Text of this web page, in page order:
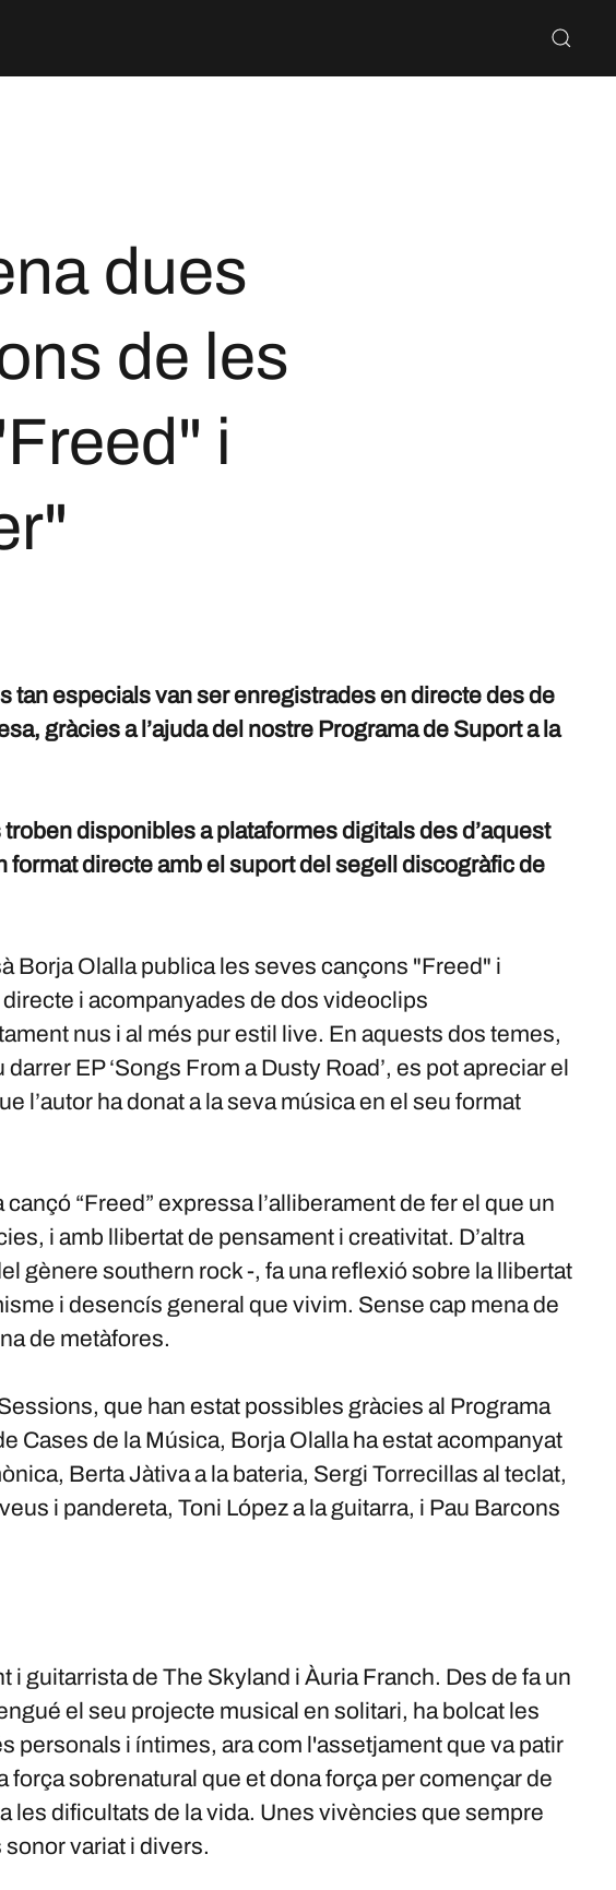
dues
de les
i
tan especials van ser enregistrades en directe des de
gràcies a l’ajuda del nostre Programa de Suport a la
disponibles a plataformes digitals des d’aquest
format directe amb el suport del segell discogràfic de
Borja Olalla publica les seves cançons "Freed" i
i acompanyades de dos videoclips
nus i al més pur estil live. En aquests dos temes,
EP ‘Songs From a Dusty Road’, es pot apreciar el
l’autor ha donat a la seva música en el seu format
“Freed” expressa l’alliberament de fer el que un
i amb llibertat de pensament i creativitat. D’altra
gènere southern rock -, fa una reflexió sobre la llibertat
i desencís general que vivim. Sense cap mena de
de metàfores.
que han estat possibles gràcies al Programa
Cases de la Música, Borja Olalla ha estat acompanyat
Berta Jàtiva a la bateria, Sergi Torrecillas al teclat,
i pandereta, Toni López a la guitarra, i Pau Barcons
i guitarrista de The Skyland i Àuria Franch. Des de fa un
el seu projecte musical en solitari, ha bolcat les
personals i íntimes, ara com l'assetjament que va patir
força sobrenatural que et dona força per començar de
les dificultats de la vida. Unes vivències que sempre
variat i divers.